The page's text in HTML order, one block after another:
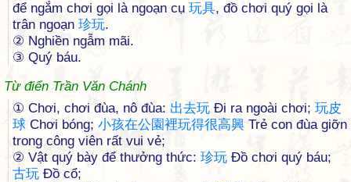
để ngắm chơi gọi là ngoạn cụ 玩具, đồ chơi quý gọi là
trân ngoạn 珍玩.
② Nghiền ngẫm mãi.
③ Quý báu.
Từ điển Trần Văn Chánh
① Chơi, chơi đùa, nô đùa: 出去玩 Đi ra ngoài chơi; 玩皮
球 Chơi bóng; 小孩在公園裡玩得很高興 Trẻ con đùa giỡn
trong công viên rất vui vẻ;
② Vật quý bày để thưởng thức: 珍玩 Đồ chơi quý báu;
古玩 Đồ cổ;